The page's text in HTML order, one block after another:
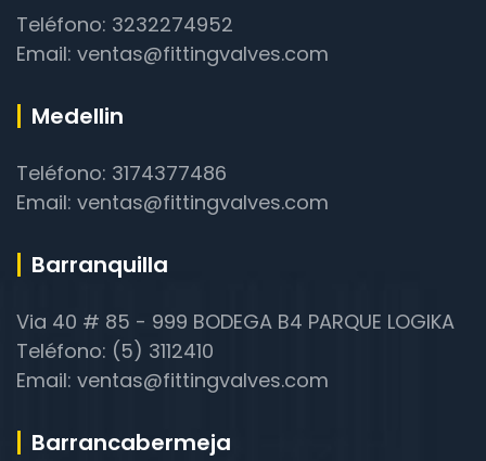
Teléfono: 3232274952
Email: ventas@fittingvalves.com
Medellin
Teléfono: 3174377486
Email: ventas@fittingvalves.com
Barranquilla
Via 40 # 85 - 999 BODEGA B4 PARQUE LOGIKA
Teléfono: (5) 3112410
Email: ventas@fittingvalves.com
Barrancabermeja